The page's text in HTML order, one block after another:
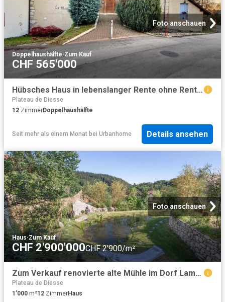
Foto anschauen
Doppelhaushälfte·Zum Kauf
CHF 565'000
Hübsches Haus in lebenslanger Rente ohne Rente bewohnt
Plateau de Diesse
12 ZimmerDoppelhaushälfte
Seit mehr als einem Monat bei Urbanhome Details ansehen
Foto anschauen
Haus·Zum Kauf
CHF 2'900'000CHF 2'900/m²
Zum Verkauf renovierte alte Mühle im Dorf Lamboing
Plateau de Diesse
1’000 m²12 ZimmerHaus